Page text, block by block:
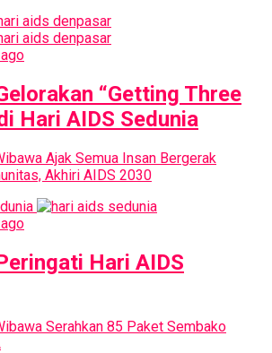
“Getting Three
Hari AIDS Sedunia
Ajak Semua Insan Bergerak
Akhiri AIDS 2030
Hari AIDS
Serahkan 85 Paket Sembako